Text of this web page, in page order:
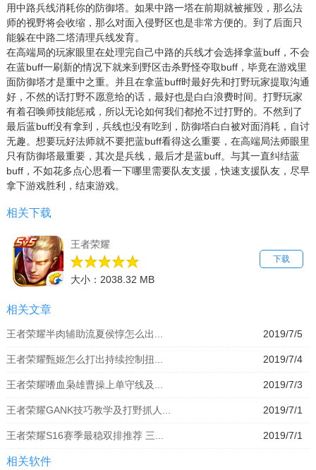
用中路兵线消耗你的防御塔。如果中路一塔在前期就被摧毁，那么法
师的视野将会收缩，那么对面入侵野区也是非常方便的。到了后面只
能躲在中路二塔清理兵线发育。
在高端局的玩家眼里在处理完自己中路的兵线才会选择拿蓝buff，不会
在蓝buff一刷新的情况下就来到野区击杀野怪夺取buff，毕竟在游戏里
面防御塔才是重中之重。并且在拿蓝buff时最好先和打野玩家提取沟通
好，不然的话打野不愿意给的话，最好也是白白浪费时间。打野玩家
有着召唤师技能惩戒，所以无论如何我们都抢不过打野的。不然到了
最后蓝buff没有拿到，兵线也没有吃到，防御塔白白被对面消耗，自讨
无趣。想要玩好法师就不要把蓝buff看得这么重要，在高端局法师眼里
只有防御塔最重要，其次是兵线，最后才是蓝buff。与其一直纠结蓝
buff，不如花多点心思看一下哪里需要队友支援，快速支援队友，尽早
拿下游戏胜利，结束游戏。
相关下载
下载
王者荣耀
大小：2038.32 MB
相关文章
2019/7/5
王者荣耀半肉辅助流夏侯惇怎么出...
2019/7/4
王者荣耀甄姬怎么打出持续控制扭...
2019/7/3
王者荣耀嗜血枭雄曹操上单守线及...
2019/7/1
王者荣耀GANK技巧教学及打野抓人...
2019/7/1
王者荣耀S16赛季最稳双排推荐 三...
相关软件